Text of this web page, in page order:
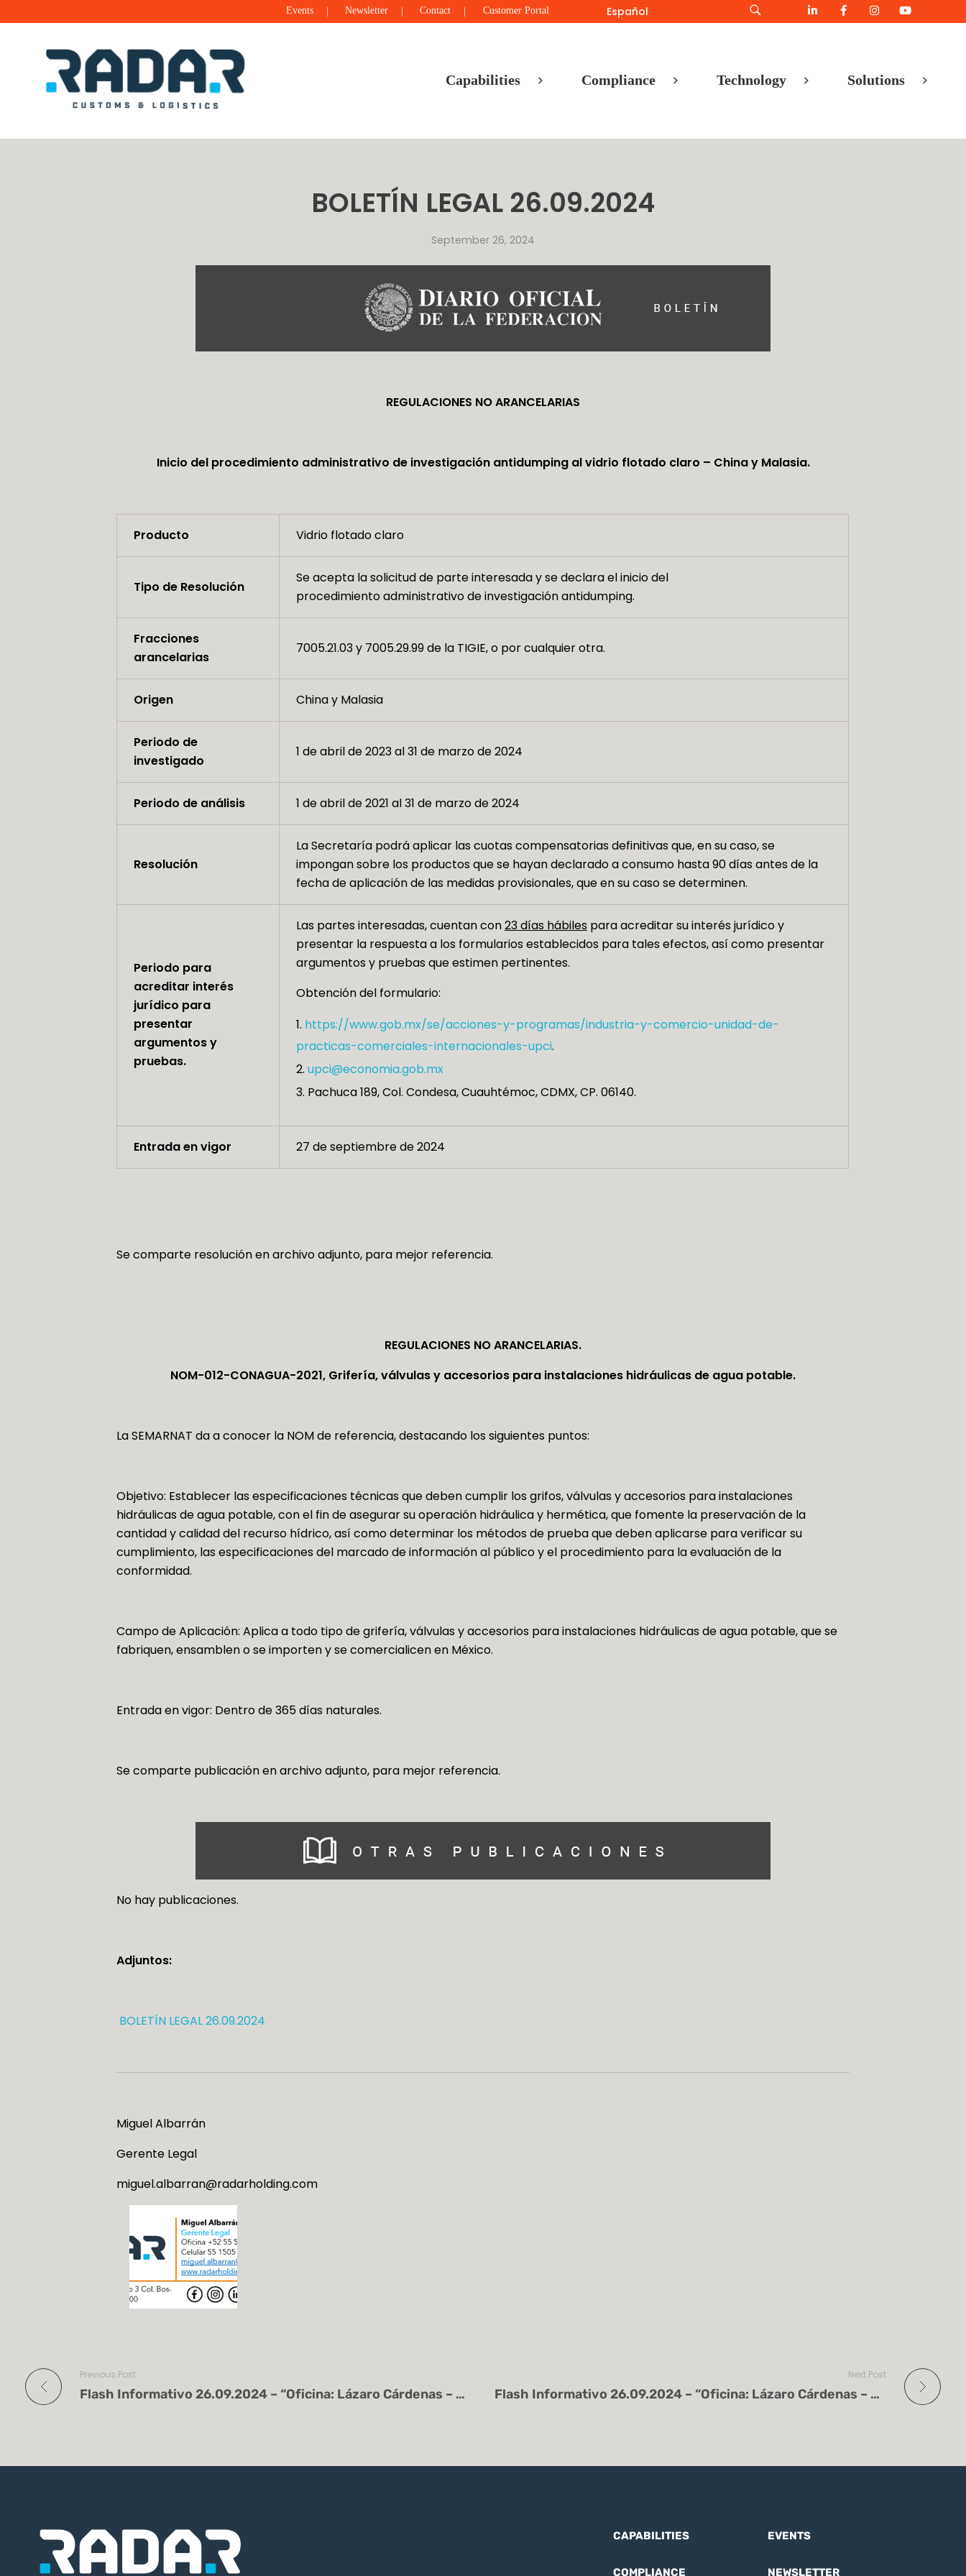
Events Newsletter Contact Customer Portal Español
Capabilities Compliance Technology Solutions
BOLETÍN LEGAL 26.09.2024
September 26, 2024
REGULACIONES NO ARANCELARIAS
Inicio del procedimiento administrativo de investigación antidumping al vidrio flotado claro – China y Malasia.
Producto Vidrio flotado claro
Tipo de Resolución
Se acepta la solicitud de parte interesada y se declara el inicio del
procedimiento administrativo de investigación antidumping.
Fracciones
arancelarias
7005.21.03 y 7005.29.99 de la TIGIE, o por cualquier otra.
Origen China y Malasia
Periodo de
investigado
1 de abril de 2023 al 31 de marzo de 2024
Periodo de análisis 1 de abril de 2021 al 31 de marzo de 2024
Resolución
La Secretaría podrá aplicar las cuotas compensatorias definitivas que, en su caso, se
impongan sobre los productos que se hayan declarado a consumo hasta 90 días antes de la
fecha de aplicación de las medidas provisionales, que en su caso se determinen.
Periodo para
acreditar interés
jurídico para
presentar
argumentos y
pruebas.
Las partes interesadas, cuentan con23 días hábiles para acreditar su interés jurídico y
presentar la respuesta a los formularios establecidos para tales efectos, así como presentar
argumentos y pruebas que estimen pertinentes.
Obtención del formulario:
https://www.gob.mx/se/acciones-y-programas/industria-y-comercio-unidad-de-
practicas-comerciales-internacionales-upci.
upci@economia.gob.mx
Pachuca 189, Col. Condesa, Cuauhtémoc, CDMX, CP. 06140.
Entrada en vigor 27 de septiembre de 2024
Se comparte resolución en archivo adjunto, para mejor referencia.
REGULACIONES NO ARANCELARIAS.
NOM-012-CONAGUA-2021, Grifería, válvulas y accesorios para instalaciones hidráulicas de agua potable.
La SEMARNAT da a conocer la NOM de referencia, destacando los siguientes puntos:
Objetivo: Establecer las especificaciones técnicas que deben cumplir los grifos, válvulas y accesorios para instalaciones
hidráulicas de agua potable, con el fin de asegurar su operación hidráulica y hermética, que fomente la preservación de la
cantidad y calidad del recurso hídrico, así como determinar los métodos de prueba que deben aplicarse para verificar su
cumplimiento, las especificaciones del marcado de información al público y el procedimiento para la evaluación de la
conformidad.
Campo de Aplicación: Aplica a todo tipo de grifería, válvulas y accesorios para instalaciones hidráulicas de agua potable, que se
fabriquen, ensamblen o se importen y se comercialicen en México.
Entrada en vigor: Dentro de 365 días naturales.
Se comparte publicación en archivo adjunto, para mejor referencia.
No hay publicaciones.
Adjuntos:
BOLETÍN LEGAL 26.09.2024
Miguel Albarrán
Gerente Legal
miguel.albarran@radarholding.com
Previous Post
Flash Informativo 26.09.2024 – “Oficina: Lázaro Cárdenas – Huracán John”
Next Post
Flash Informativo 26.09.2024 – “Oficina: Lázaro Cárdenas – Suspensión de actividades”
CAPABILITIES
COMPLIANCE
EVENTS
NEWSLETTER